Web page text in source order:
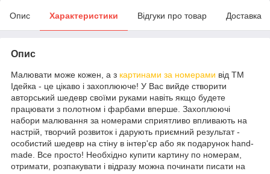
Опис Характеристики Відгуки про товар Доставка
Опис
Малювати може кожен, а з картинами за номерами від ТМ
Ідейка - це цікаво і захоплююче! У Вас вийде створити
авторський шедевр своїми руками навіть якщо будете
працювати з полотном і фарбами вперше. Захоплюючі
набори малювання за номерами сприятливо впливають на
настрій, творчий розвиток і дарують приємний результат -
особистий шедевр на стіну в інтер'єр або як подарунок hand-
made. Все просто! Необхідно купити картину по номерам,
отримати, розпакувати і відразу можна починати писати на